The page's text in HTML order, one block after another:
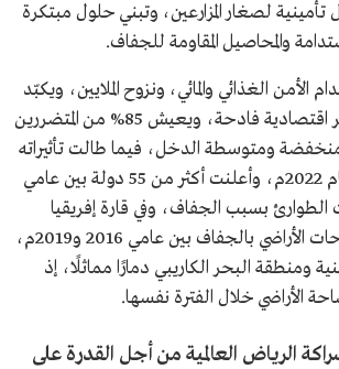
لصغار المزارعين، وتبني حلول مبتكرة
والمحاصيل المقاومة للجفاف.
الأمن الغذائي والمائي، ونزوح الملايين، ويكبّد
الدول المتضررة خسائر اقتصادية فادحة، ويعيش 85% من المتضررين
ومتوسطة الدخل، فيما طالت تأثيراته
1.84 مليار شخص عام 2022م، وأعلنت أكثر من 55 دولة بين عامي
حالات الطوارئ بسبب الجفاف، وفي قارة إفريقيا
تأثرت 38% من مساحات الأراضي بالجفاف بين عامي 2016 و2019م،
ومنطقة البحر الكاريبي دمارًا مماثلًا، إذ
الرياض العالمية من أجل القدرة على